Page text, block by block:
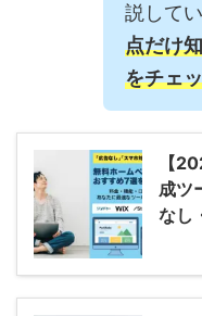
説して
点だけ
をチェ
【
成ツ
なし